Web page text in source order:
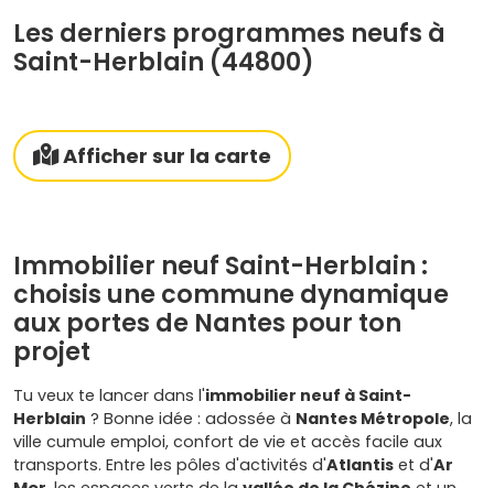
Les derniers programmes neufs à
Saint-Herblain (44800)
Afficher sur la carte
Immobilier neuf Saint-Herblain :
choisis une commune dynamique
aux portes de Nantes pour ton
projet
Tu veux te lancer dans l'immobilier neuf à Saint-
Herblain ? Bonne idée : adossée à Nantes Métropole, la
ville cumule emploi, confort de vie et accès facile aux
transports. Entre les pôles d'activités d'Atlantis et d'Ar